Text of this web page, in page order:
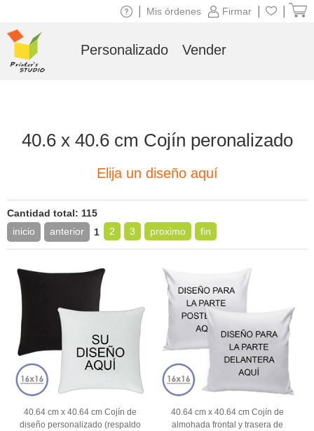
40.6 x 40.6 cm Cojín peronalizado
Elija un diseño aquí
Cantidad total: 115
inicio
anterior 1 2 3 proximo fin
40.64 cm x 40.64 cm Cojín de
diseño personalizado (respaldo
40.64 cm x 40.64 cm Cojín de
almohada frontal y trasera de
Firmar
Mis órdenes
Personalizado Vender